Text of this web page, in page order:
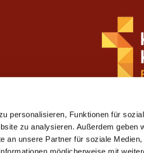
personalisieren, Funktionen für
zu analysieren. Außerdem geben
an unsere Partner für soziale Medien,